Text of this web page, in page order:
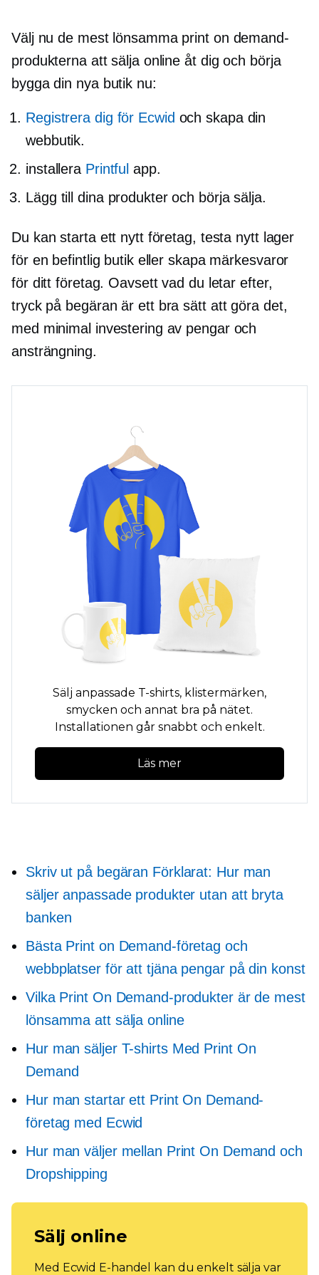
Välj nu de mest lönsamma print on demand-
produkterna att sälja online åt dig och börja
bygga din nya butik nu:
Registrera dig för Ecwid och skapa din
webbutik.
installera Printful app.
Lägg till dina produkter och börja sälja.
Du kan starta ett nytt företag, testa nytt lager
för en befintlig butik eller skapa märkesvaror
för ditt företag. Oavsett vad du letar efter,
tryck på begäran är ett bra sätt att göra det,
med minimal investering av pengar och
ansträngning.
Sälj anpassade T-shirts, klistermärken,
smycken och annat bra på nätet.
Installationen går snabbt och enkelt.
Läs mer
Skriv ut på begäran Förklarat: Hur man
säljer anpassade produkter utan att bryta
banken
Bästa Print on Demand-företag och
webbplatser för att tjäna pengar på din konst
Vilka Print On Demand-produkter är de mest
lönsamma att sälja online
Hur man säljer T-shirtsMed Print On
Demand
Hur man startar ett Print On Demand-
företag med Ecwid
Hur man väljer mellan Print On Demand och
Dropshipping
Sälj online
Med Ecwid E-handel kan du enkelt sälja var